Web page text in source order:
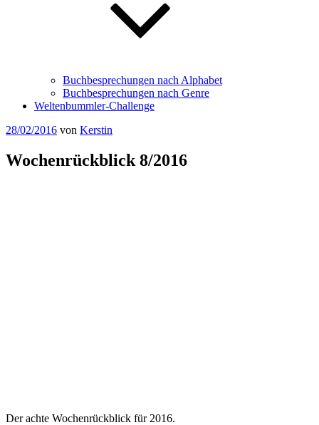
Buchbesprechungen nach Alphabet
Buchbesprechungen nach Genre
Weltenbummler-Challenge
Veröffentlicht
28/02/2016 von Kerstin
Wochenrückblick 8/2016
Der achte Wochenrückblick für 2016.